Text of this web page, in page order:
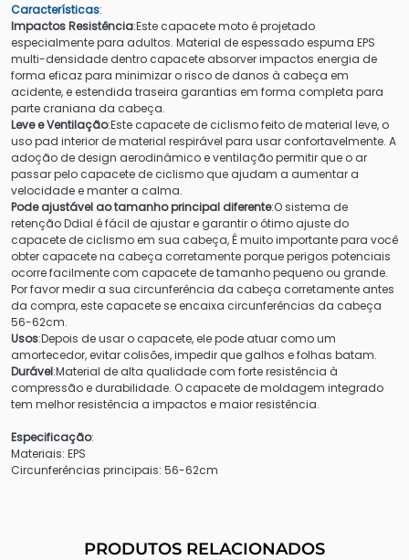
Características:
Impactos Resistência:Este capacete moto é projetado
especialmente para adultos. Material de espessado espuma EPS
multi-densidade dentro capacete absorver impactos energia de
forma eficaz para minimizar o risco de danos à cabeça em
acidente, e estendida traseira garantias em forma completa para
parte craniana da cabeça.
Leve e Ventilação:Este capacete de ciclismo feito de material leve, o
uso pad interior de material respirável para usar confortavelmente. A
adoção de design aerodinâmico e ventilação permitir que o ar
passar pelo capacete de ciclismo que ajudam a aumentar a
velocidade e manter a calma.
Pode ajustável ao tamanho principal diferente:O sistema de
retenção Ddial é fácil de ajustar e garantir o ótimo ajuste do
capacete de ciclismo em sua cabeça, É muito importante para você
obter capacete na cabeça corretamente porque perigos potenciais
ocorre facilmente com capacete de tamanho pequeno ou grande.
Por favor medir a sua circunferência da cabeça corretamente antes
da compra, este capacete se encaixa circunferências da cabeça
56-62cm.
Usos:Depois de usar o capacete, ele pode atuar como um
amortecedor, evitar colisões, impedir que galhos e folhas batam.
Durável:Material de alta qualidade com forte resistência à
compressão e durabilidade. O capacete de moldagem integrado
tem melhor resistência a impactos e maior resistência.
Especificação:
Materiais: EPS
Circunferências principais: 56-62cm
PRODUTOS RELACIONADOS